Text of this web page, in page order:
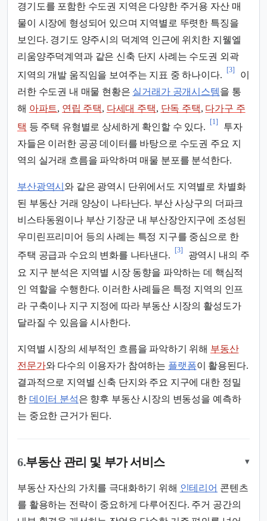
경기도를 포함한 수도권 지역은 다양한 주거용 자산 매
물이 시장에 형성되어 있으며 지역별로 뚜렷한 특징을
보인다. 경기도 양주시의 덕계역 인근에 위치한 지웰엘
리움양주덕계역과 같은 신축 단지 사례는 수도권 외곽
지역의 개발 움직임을 보여주는 지표 중 하나이다.
[3]
이
러한 수도권 내 매물 현황은 실거래가 공개시스템을 통
해 아파트, 연립 주택, 다세대 주택, 단독 주택, 다가구 주
택 등 주택 유형별로 상세하게 확인할 수 있다.
[1]
투자
자들은 이러한 공공 데이터를 바탕으로 수도권 주요 지
역의 실거래 흐름을 파악하며 매물 분포를 분석한다.
부산광역시 와 같은 광역시 단위에서도 지역별로 차별화
된 부동산 거래 양상이 나타난다. 부산 사상구의 더파크
비스타동원이나 부산 기장군 내 부산장안지구에 조성된
우미린프리미어 등의 사례는 특정 지구를 중심으로 한
주택 공급과 수요의 변화를 나타낸다.
[3]
광역시 내의 주
요 지구 분석은 지역별 시장 동향을 파악하는 데 핵심적
인 역할을 수행한다. 이러한 사례들은 특정 지역의 인프
라 구축이나 지구 지정에 따라 부동산 시장의 활성도가
달라질 수 있음을 시사한다.
지역별 시장의 세부적인 흐름을 파악하기 위해 부동산
전문가와 다수의 이용자가 참여하는 플랫폼이 활용된다.
결과적으로 지역별 신축 단지와 주요 지구에 대한 정밀
한 데이터 분석은 향후 부동산 시장의 변동성을 예측하
는 중요한 근거가 된다.
6.부동산 관리 및 부가 서비스 ▾
부동산 자산의 가치를 극대화하기 위해 인테리어 콘텐츠
를 활용하는 전략이 중요하게 다루어진다. 주거 공간의